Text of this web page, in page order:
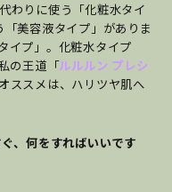
わりに使う「化粧水タイ
美容液タイプ」がありま
イプ」。化粧水タイプ
の王道「ルルルン プレシ
ススメは、ハリツヤ肌へ
、何をすればいいです